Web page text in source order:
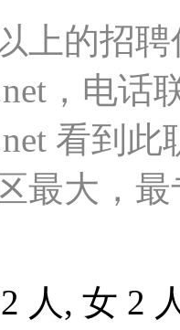
上的招
，电
看到
最大，
人, 女 2